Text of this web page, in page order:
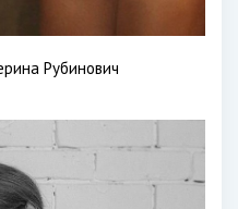
Рубинович